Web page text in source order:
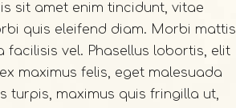
sit amet enim tincidunt, vitae
quis eleifend diam. Morbi mattis
facilisis vel. Phasellus lobortis, elit
maximus felis, eget malesuada
turpis, maximus quis fringilla ut,